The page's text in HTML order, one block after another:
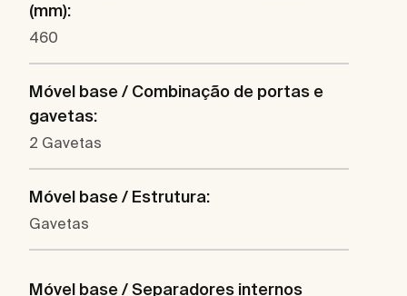
(mm):
460
Móvel base / Combinação de portas e
gavetas:
2 Gavetas
Móvel base / Estrutura:
Gavetas
Móvel base / Separadores internos